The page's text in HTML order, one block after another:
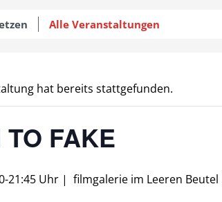
Alle Veranstaltungen
hat bereits stattgefunden.
TO FAKE
-21:45 Uhr | filmgalerie im Leeren Beutel